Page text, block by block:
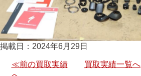
掲載日：2024年6月29日
≪前の買取実績
買取実績一覧へ